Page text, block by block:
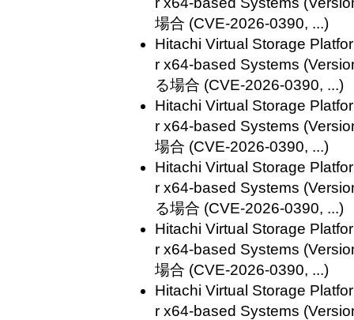
場合 (CVE-2026-0390, ...)
Hitachi Virtual Storage
r x64-based Systems
る場合 (CVE-2026-0390, ...)
Hitachi Virtual Storage
r x64-based Systems
場合 (CVE-2026-0390, ...)
Hitachi Virtual Storage
r x64-based Systems
る場合 (CVE-2026-0390, ...)
Hitachi Virtual Storage
r x64-based Systems
場合 (CVE-2026-0390, ...)
Hitachi Virtual Storage
r x64-based Systems